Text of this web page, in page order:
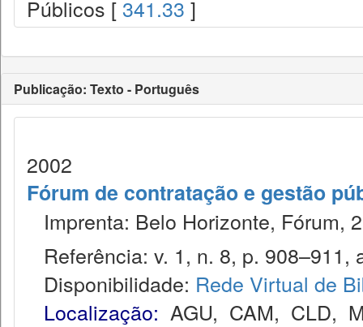
Públicos [ 341.33 ]
Publicação: Texto - Português
2002
Fórum de contratação e gestão
Imprenta: Belo Horizonte, Fórum,
Referência: v. 1, n. 8, p. 908–911,
Disponibilidade: Rede Virtual de
Localização: AGU, CAM, CLD,